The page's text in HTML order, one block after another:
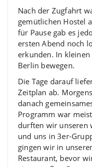
Nach der Zugfahrt
gemütlichen Hostel
für Pause gab es
ersten Abend noch
erkunden. In
Berlin bewegen.
Die Tage darauf
Zeitplan ab.
danach
Programm war
durften wir unseren
und uns in 3er-
gingen wir in
Restaurant, bevor